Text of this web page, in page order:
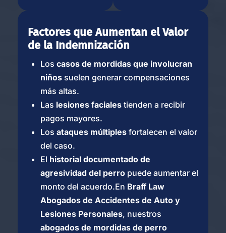
Factores que Aumentan el Valor
de la Indemnización
Los casos de mordidas que involucran
niños suelen generar compensaciones
más altas.
Las lesiones faciales tienden a recibir
pagos mayores.
Los ataques múltiples fortalecen el valor
del caso.
El historial documentado de
agresividad del perro puede aumentar el
monto del acuerdo.En Braff Law
Abogados de Accidentes de Auto y
Lesiones Personales, nuestros
abogados de mordidas de perro
Citrus
Heights
Ste a4-1, Citrus
Heights, CA 95610
Oficina de consulta.
Agende una cita
9326
Disponibles
Abogados de
Mordeduras de Perro
en Citrus Heights